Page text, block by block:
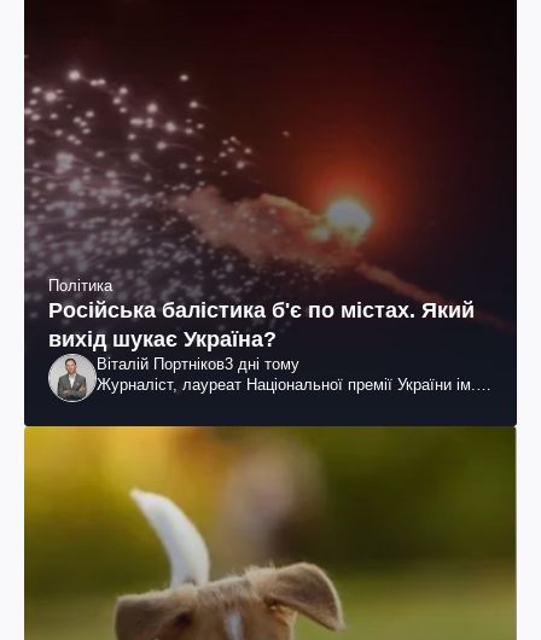
Політика
Російська балістика б'є по містах. Який
вихід шукає Україна?
Віталій Портніков3 дні тому
Журналіст, лауреат Національної премії України ім.